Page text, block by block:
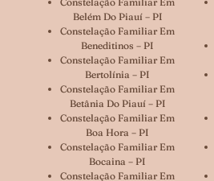
Belém Do Piauí – PI
Constelação Familiar Em
Beneditinos – PI
Constelação Familiar Em
Bertolínia – PI
Constelação Familiar Em
Betânia Do Piauí – PI
Constelação Familiar Em
Boa Hora – PI
Constelação Familiar Em
Bocaina – PI
Constelação Familiar Em